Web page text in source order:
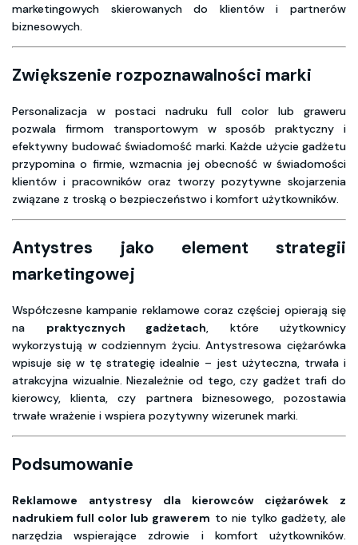
marketingowych skierowanych do klientów i partnerów
biznesowych.
Zwiększenie rozpoznawalności marki
Personalizacja w postaci nadruku full color lub graweru
pozwala firmom transportowym w sposób praktyczny i
efektywny budować świadomość marki. Każde użycie gadżetu
przypomina o firmie, wzmacnia jej obecność w świadomości
klientów i pracowników oraz tworzy pozytywne skojarzenia
związane z troską o bezpieczeństwo i komfort użytkowników.
Antystres jako element strategii
marketingowej
Współczesne kampanie reklamowe coraz częściej opierają się
na praktycznych gadżetach, które użytkownicy
wykorzystują w codziennym życiu. Antystresowa ciężarówka
wpisuje się w tę strategię idealnie – jest użyteczna, trwała i
atrakcyjna wizualnie. Niezależnie od tego, czy gadżet trafi do
kierowcy, klienta, czy partnera biznesowego, pozostawia
trwałe wrażenie i wspiera pozytywny wizerunek marki.
Podsumowanie
Reklamowe antystresy dla kierowców ciężarówek z
nadrukiem full color lub grawerem to nie tylko gadżety, ale
narzędzia wspierające zdrowie i komfort użytkowników.